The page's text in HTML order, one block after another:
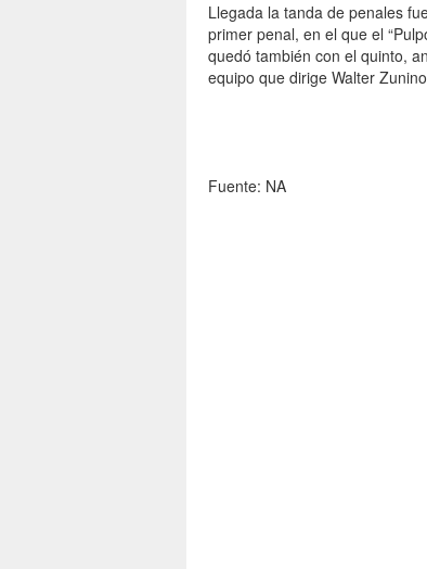
Llegada la tanda de penales
primer penal, en el que el
quedó también con el quinto,
equipo que dirige Walter
Fuente: NA